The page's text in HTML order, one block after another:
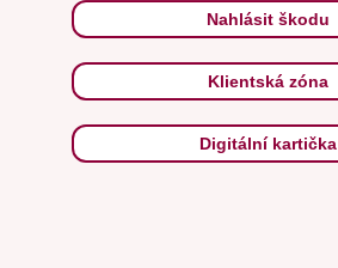
Nahlásit škodu
Klientská zóna
Digitální kartička